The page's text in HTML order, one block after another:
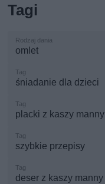
Tagi
omlet
śniadanie dla dzieci
placki z kaszy manny
szybkie przepisy
deser z kaszy manny